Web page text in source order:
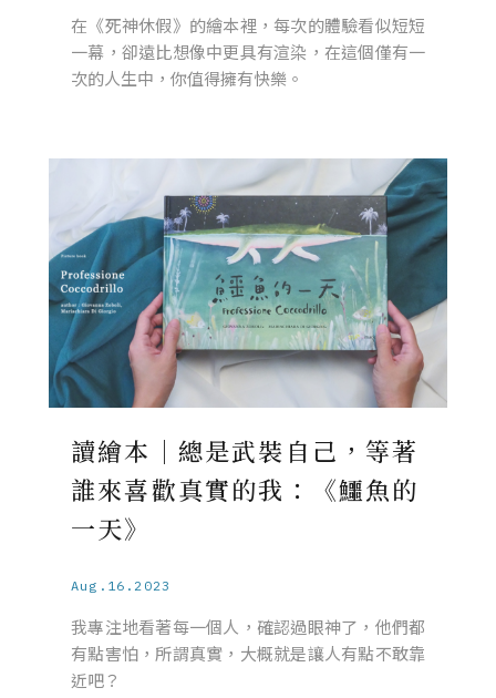
在《死神休假》的繪本裡，每次的體驗看似短短
一幕，卻遠比想像中更具有渲染，在這個僅有一
次的人生中，你值得擁有快樂。
讀繪本｜總是武裝自己，等著
誰來喜歡真實的我：《鱷魚的
一天》
Aug.16.2023
我專注地看著每一個人，確認過眼神了，他們都
有點害怕，所謂真實，大概就是讓人有點不敢靠
近吧？